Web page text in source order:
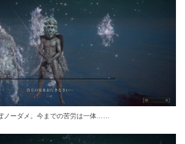
ノーダメ。今までの苦労は一体……